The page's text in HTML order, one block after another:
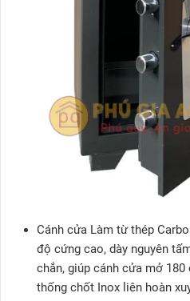
Cánh cửa Làm từ thép
độ cứng cao, dày nguyên
chắn, giúp cánh cửa mở
thống chốt Inox liên hoàn